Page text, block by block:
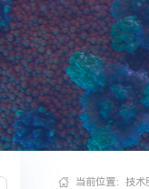
当前位置：技术